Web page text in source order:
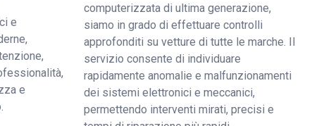
e
e
computerizzata di ultima generazione,
siamo in grado di effettuare controlli
approfonditi su vetture di tutte le marche. Il
servizio consente di individuare
rapidamente anomalie e malfunzionamenti
dei sistemi elettronici e meccanici,
permettendo interventi mirati, precisi e